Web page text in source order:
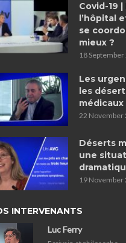
Covid-19 |
l’hôpital
se
mieux ?
18
Les
les
médicaux
22 November
Déserts
une
19 November
INTERVENANTS
Luc Ferry